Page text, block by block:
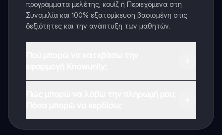
προγράμματα μελέτης, κουίζ ή Περιεχόμενα στη
Συνομιλία και 100% εξατομίκευση βασισμένη στις
δεξιότητες και την ανάπτυξη των μαθητών.